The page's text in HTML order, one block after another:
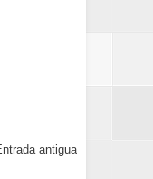
antigua